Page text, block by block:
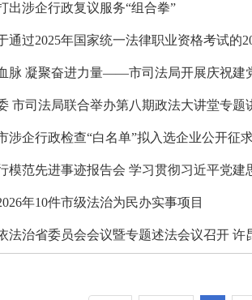
出涉企行政复议服务“组合拳”
通过2025年国家统一法律职业资格考试的
脉 凝聚奋进力量——市司法局开展庆祝建
市司法局联合举办第八期政法大讲堂专题
涉企行政检查“白名单”拟入选企业公开征
模范先进事迹报告会 学习贯彻习近平党建
年10件市级法治为民办实事项目
法治省委员会会议暨专题述法会议召开